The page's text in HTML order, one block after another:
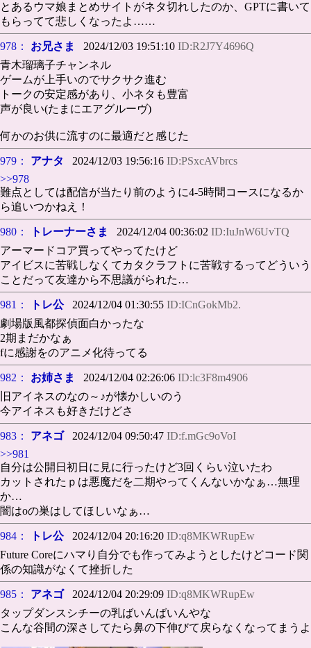
とあるウマ娘まとめサイトがネタ切れしたのか、GPTに書いて
もらってて悲しくなったよ……
978： お兄さま 2024/12/03 19:51:10 ID:R2J7Y4696Q
青木瑠璃子チャンネル
ゲームが上手いのでサクサク進む
トークの安定感があり、小ネタも豊富
声が良い(たまにエアグルーヴ)
何かのお供に流すのに最適だと感じた
979： アナタ 2024/12/03 19:56:16 ID:PSxcAVbrcs
>>978
難点としては配信が当たり前のように4-5時間コースになるか
ら追いつかねえ！
980： トレーナーさま 2024/12/04 00:36:02 ID:IuJnW6UvTQ
アーマードコア買ってやってたけど
アイビスに苦戦しなくてカタクラフトに苦戦するってどういう
ことだって友達から不思議がられた…
981： トレ公2024/12/04 01:30:55 ID:ICnGokMb2.
劇場版風都探偵面白かったな
2期まだかなぁ
fに感謝をのアニメ化待ってる
982： お姉さま 2024/12/04 02:26:06 ID:lc3F8m4906
旧アイネスのなの～♪が懐かしいのう
今アイネスも好きだけどさ
983： アネゴ2024/12/04 09:50:47 ID:f.mGc9oVoI
>>981
自分は公開日初日に見に行ったけど3回くらい泣いたわ
カットされたｐは悪魔だを二期やってくんないかなぁ…無理
か…
闇はоの巣はしてほしいなぁ…
984： トレ公2024/12/04 20:16:20 ID:q8MKWRupEw
Future Coreにハマり自分でも作ってみようとしたけどコード関
係の知識がなくて挫折した
985： アネゴ2024/12/04 20:29:09 ID:q8MKWRupEw
タップダンスシチーの乳ばいんばいんやな
こんな谷間の深さしてたら鼻の下伸びて戻らなくなってまうよ